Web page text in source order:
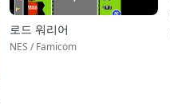
로드 워리어
NES / Famicom